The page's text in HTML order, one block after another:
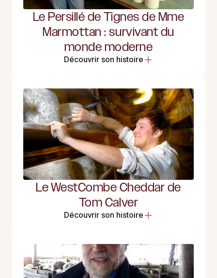
Le Persillé de Tignes de Mme
Marmottan : survivant du
monde moderne
Découvrir son histoire
Le WestCombe Cheddar de
Tom Calver
Découvrir son histoire